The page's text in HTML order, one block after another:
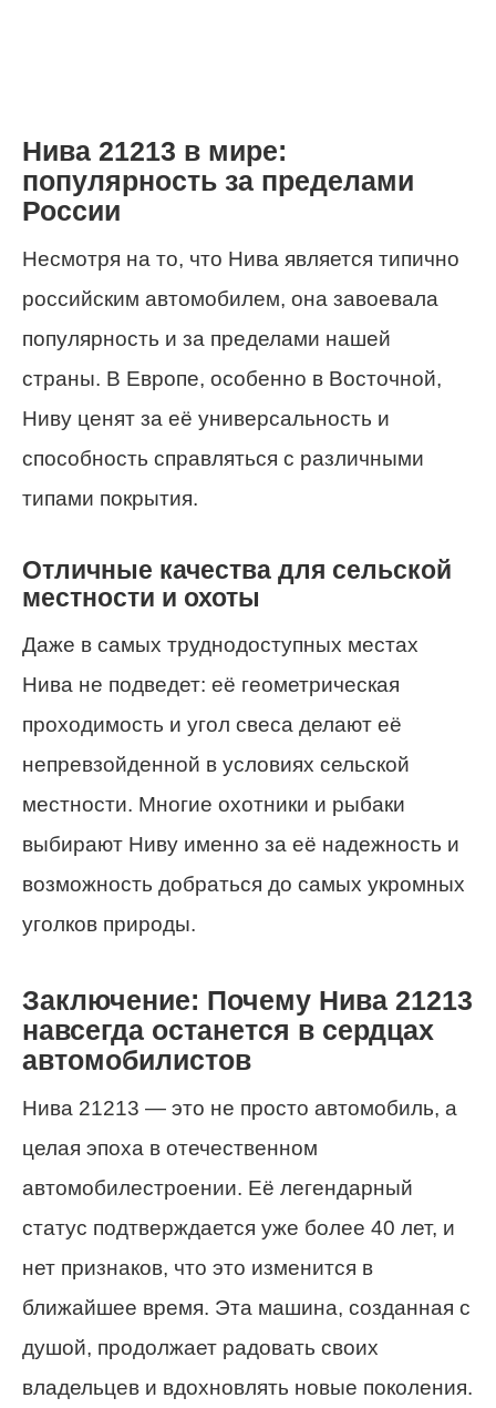
Нива 21213 в мире:
популярность за пределами
России
Несмотря на то, что Нива является типично
российским автомобилем, она завоевала
популярность и за пределами нашей
страны. В Европе, особенно в Восточной,
Ниву ценят за её универсальность и
способность справляться с различными
типами покрытия.
Отличные качества для сельской
местности и охоты
Даже в самых труднодоступных местах
Нива не подведет: её геометрическая
проходимость и угол свеса делают её
непревзойденной в условиях сельской
местности. Многие охотники и рыбаки
выбирают Ниву именно за её надежность и
возможность добраться до самых укромных
уголков природы.
Заключение: Почему Нива 21213
навсегда останется в сердцах
автомобилистов
Нива 21213 — это не просто автомобиль, а
целая эпоха в отечественном
автомобилестроении. Её легендарный
статус подтверждается уже более 40 лет, и
нет признаков, что это изменится в
ближайшее время. Эта машина, созданная с
душой, продолжает радовать своих
владельцев и вдохновлять новые поколения.